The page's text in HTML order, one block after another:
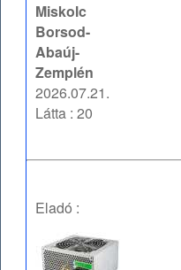
Miskolc
Borsod-
Abaúj-
Zemplén
2026.07.21.
Látta : 20
Eladó :